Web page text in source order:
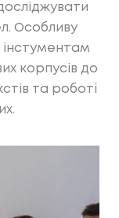
Особливу
інстументам
корпусів до
та роботі